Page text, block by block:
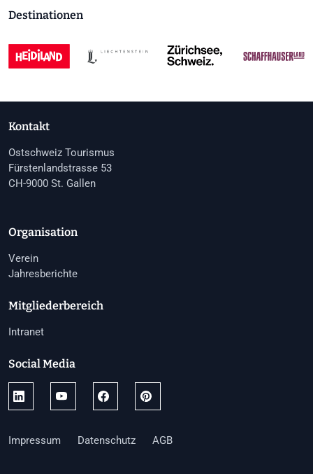
Destinationen
Kontakt
Ostschweiz Tourismus
Fürstenlandstrasse 53
CH-9000 St. Gallen
Organisation
Verein
Jahresberichte
Mitgliederbereich
Intranet
Social Media
Impressum Datenschutz AGB